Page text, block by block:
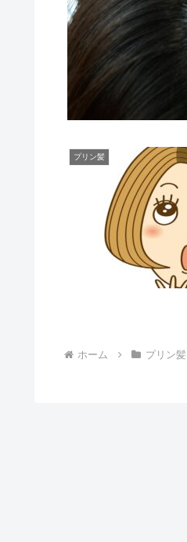
プリン髪
ホーム プリン髪